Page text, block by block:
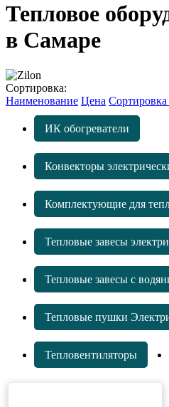
Тепловое
в Самаре
Сортировка:
Наименование Цена Сортировка
ИК обогреватели
Конвекторы
Комплектующие для
Тепловые завесы
Тепловые завесы с
Тепловые пушки
Тепловентиляторы